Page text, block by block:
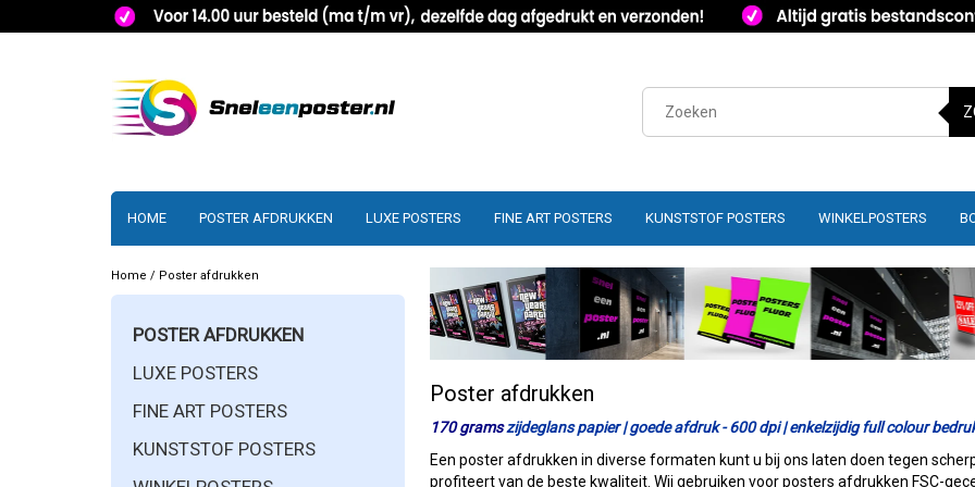
HOME POSTER AFDRUKKEN LUXE POSTERS FINE ART POSTERS KUNSTSTOF POSTERS WINKELPOSTERS
Home / Poster afdrukken
POSTER AFDRUKKEN
LUXE POSTERS
FINE ART POSTERS
KUNSTSTOF POSTERS
Poster afdrukken
170 gramszijdeglans papier | goede afdruk - 600 dpi | enkelzijdig full colour
Een poster afdrukken in diverse formaten kunt u bij ons laten doen tegen
profiteert van de beste kwaliteit. Wij gebruiken voor posters afdrukken FSC-